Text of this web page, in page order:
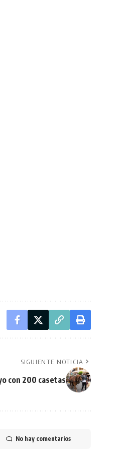
SIGUIENTE NOTICIA
con 200 casetas
No hay comentarios